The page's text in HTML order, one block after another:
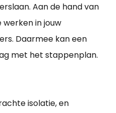
Aan de hand van
in jouw
Daarmee kan een
met het stappenplan.
isolatie, en